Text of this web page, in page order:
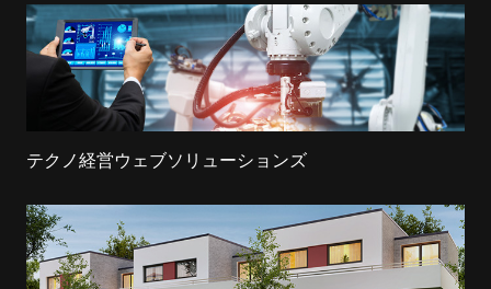
テクノ経営ウェブソリューションズ